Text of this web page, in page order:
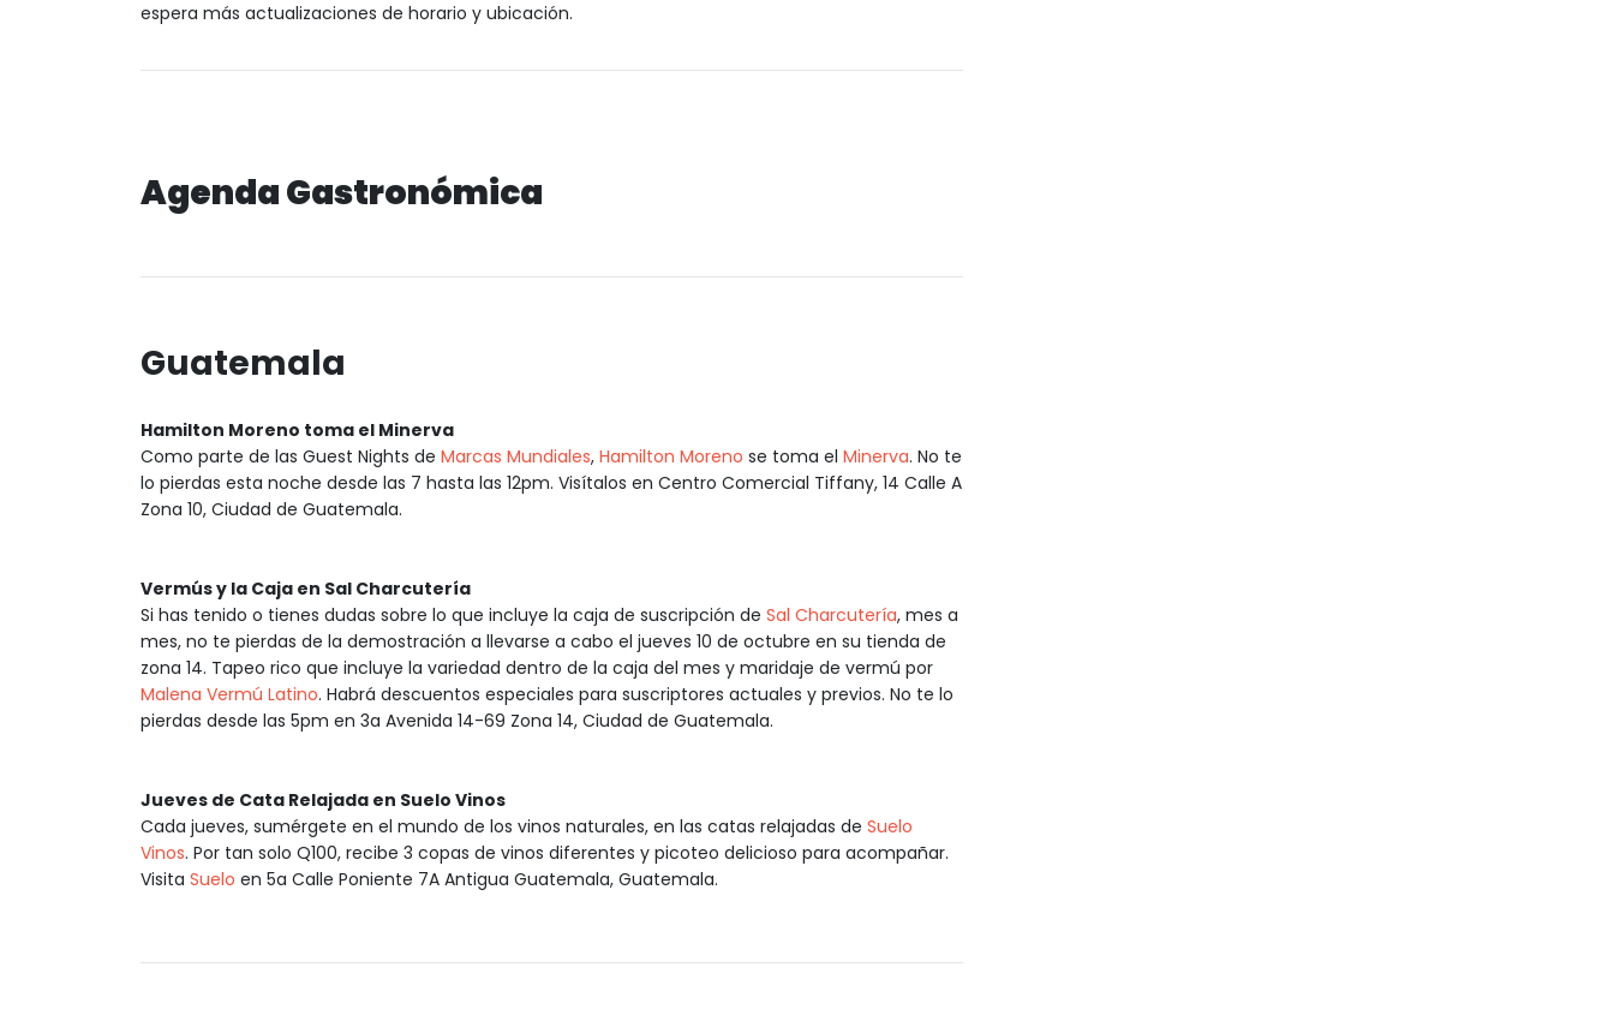
espera más actualizaciones de horario y ubicación.
Agenda Gastronómica
Guatemala
Hamilton Moreno toma el Minerva
Como parte de las Guest Nights de Marcas Mundiales, Hamilton Moreno se toma el Minerva. No te
lo pierdas esta noche desde las 7 hasta las 12pm. Visítalos en Centro Comercial Tiffany, 14 Calle A
Zona 10, Ciudad de Guatemala.
Vermús y la Caja en Sal Charcutería
Si has tenido o tienes dudas sobre lo que incluye la caja de suscripción de Sal Charcutería, mes a
mes, no te pierdas de la demostración a llevarse a cabo el jueves 10 de octubre en su tienda de
zona 14. Tapeo rico que incluye la variedad dentro de la caja del mes y maridaje de vermú por
Malena Vermú Latino. Habrá descuentos especiales para suscriptores actuales y previos. No te lo
pierdas desde las 5pm en 3a Avenida 14-69 Zona 14, Ciudad de Guatemala.
Jueves de Cata Relajada en Suelo Vinos
Cada jueves, sumérgete en el mundo de los vinos naturales, en las catas relajadas de Suelo
Vinos. Por tan solo Q100, recibe 3 copas de vinos diferentes y picoteo delicioso para acompañar.
Visita Suelo en 5a Calle Poniente 7A Antigua Guatemala, Guatemala.